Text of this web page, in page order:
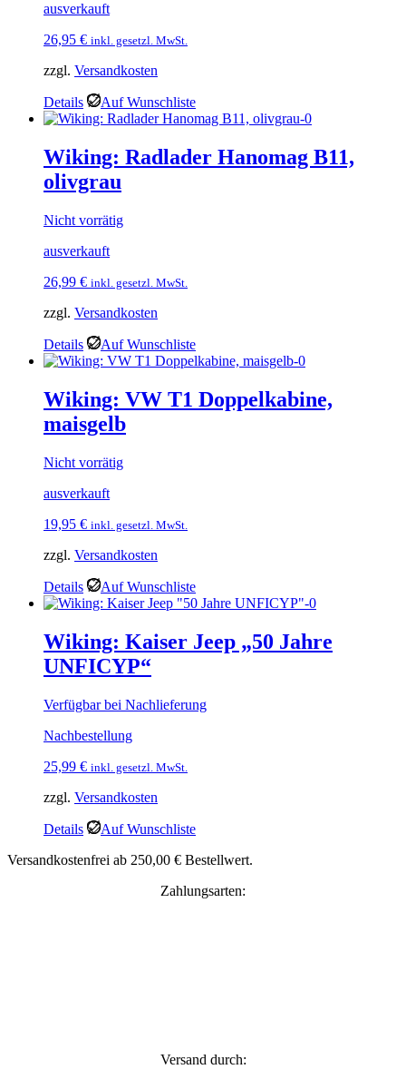
ausverkauft
26,95 € inkl. gesetzl. MwSt.
zzgl. Versandkosten
Details Auf Wunschliste
Wiking: Radlader Hanomag B11,
olivgrau
Nicht vorrätig
ausverkauft
26,99 € inkl. gesetzl. MwSt.
zzgl. Versandkosten
Details Auf Wunschliste
Wiking: VW T1 Doppelkabine,
maisgelb
Nicht vorrätig
ausverkauft
19,95 € inkl. gesetzl. MwSt.
zzgl. Versandkosten
Details Auf Wunschliste
Wiking: Kaiser Jeep „50 Jahre
UNFICYP“
Verfügbar bei Nachlieferung
Nachbestellung
25,99 € inkl. gesetzl. MwSt.
zzgl. Versandkosten
Details
Auf Wunschliste
Versandkostenfrei ab 250,00 € Bestellwert.
Zahlungsarten:
Versand durch: